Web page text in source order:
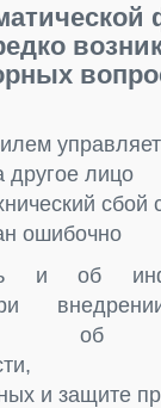
другое лицо
сбой
ошибочно
и об
об
и защите